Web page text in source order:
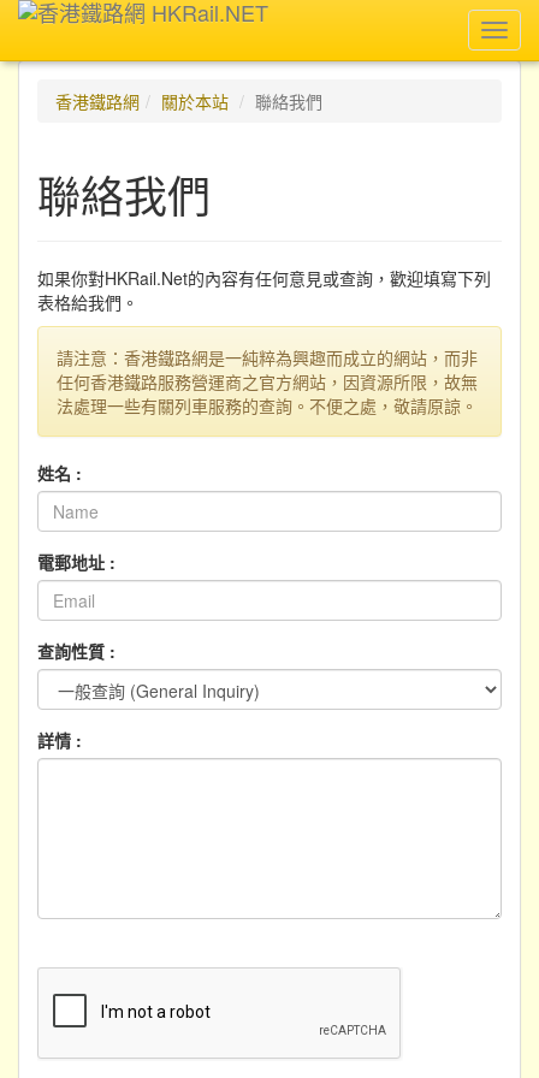
香港鐵路網
關於本站 聯絡我們
聯絡我們
如果你對HKRail.Net的內容有任何意見或查詢，歡迎填寫下列
表格給我們。
請注意：香港鐵路網是一純粹為興趣而成立的網站，而非
任何香港鐵路服務營運商之官方網站，因資源所限，故無
法處理一些有關列車服務的查詢。不便之處，敬請原諒。
姓名 :
電郵地址 :
查詢性質 :
詳情 :